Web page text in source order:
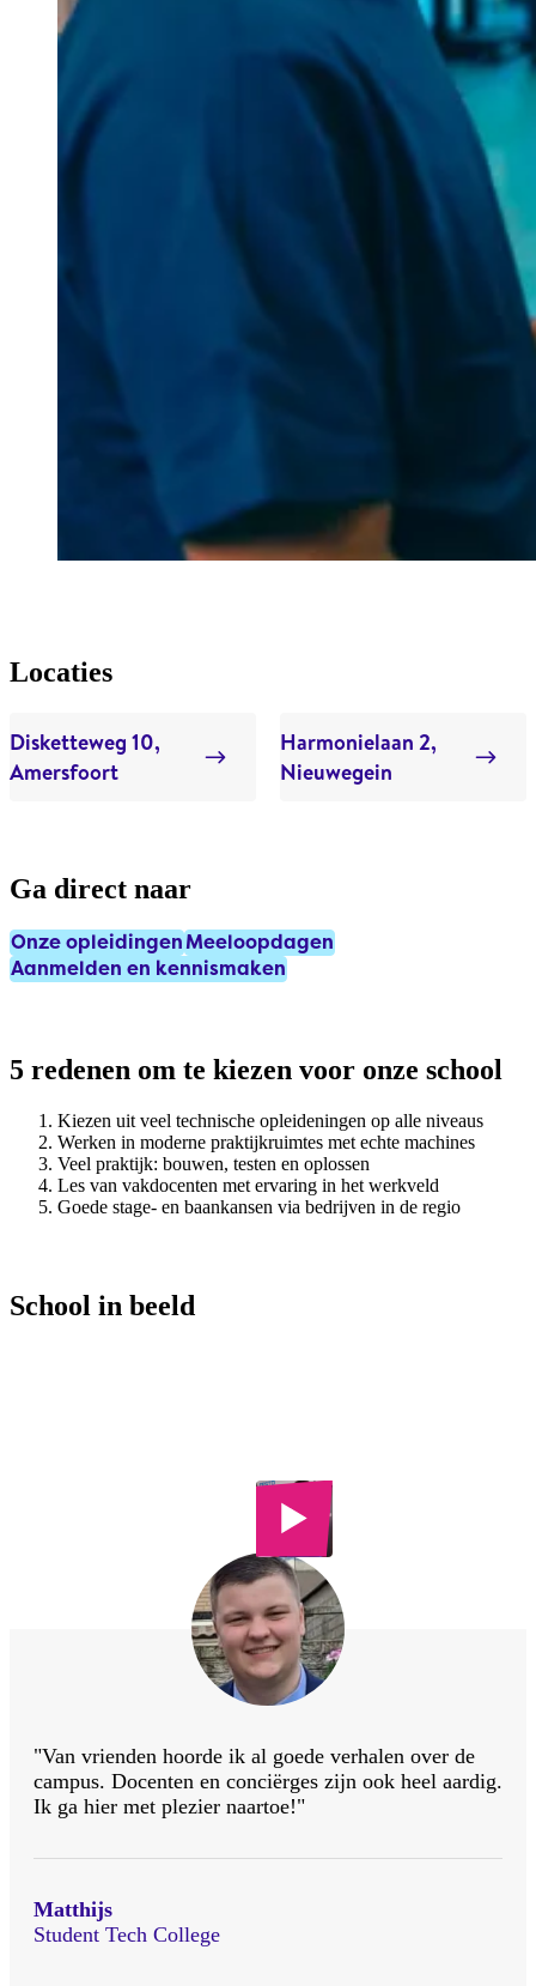
Locaties
Disketteweg 10,
Amersfoort
Harmonielaan 2,
Nieuwegein
Ga direct naar
Onze opleidingenMeeloopdagen
Aanmelden en kennismaken
5 redenen om te kiezen voor onze school
Kiezen uit veel technische opleideningen op alle niveaus
Werken in moderne praktijkruimtes met echte machines
Veel praktijk: bouwen, testen en oplossen
Les van vakdocenten met ervaring in het werkveld
Goede stage- en baankansen via bedrijven in de regio
School in beeld
"Van vrienden hoorde ik al goede verhalen over de
campus. Docenten en conciërges zijn ook heel aardig.
Ik ga hier met plezier naartoe!"
Matthijs
Student Tech College